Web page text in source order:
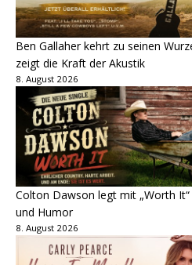
Ben Gallaher kehrt zu seinen
zeigt die Kraft der Akustik
8. August 2026
Colton Dawson legt mit „Worth
und Humor
8. August 2026